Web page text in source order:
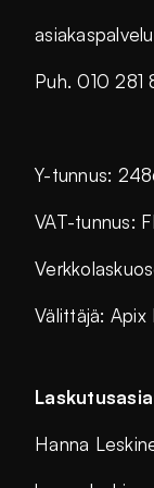
Puh. 010 281
Y-tunnus:
VAT-tunnus:
Välittäjä:
Hanna